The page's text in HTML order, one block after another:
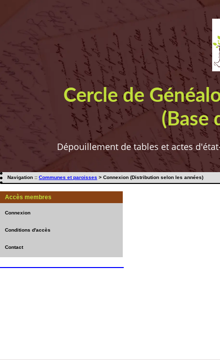
Cercle de
(Base
Dépouillement de tables et actes
Navigation :: Communes et paroisses > Connexion (Distribution selon les années)
Accès membres
Connexion
Conditions d'accès
Contact